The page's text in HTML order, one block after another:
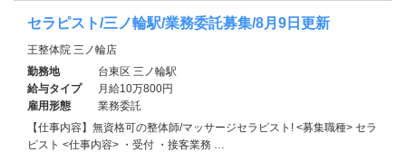
セラピスト/三ノ輪駅/業務委託募集/8月9日更新
王整体院 三ノ輪店
勤務地
台東区 三ノ輪駅
給与タイプ
月給10万800円
雇用形態
業務委託
【仕事内容】無資格可の整体師/マッサージセラピスト! <募集職種> セラ
ピスト <仕事内容> ・受付 ・接客業務 …